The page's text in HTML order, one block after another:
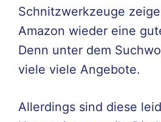
Schnitzwerkzeuge
Amazon wieder eine
Denn unter dem
viele viele Angebote.
Allerdings sind diese